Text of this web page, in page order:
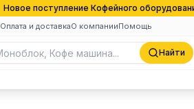
Новое поступление Кофейного
Оплата и доставкаО компанииПомощь
Найти